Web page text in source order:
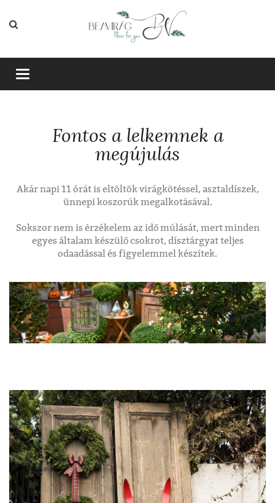
Toggle
Fontos a lelkemnek a
megújulás
Akár napi 11 órát is eltöltök virágkötéssel, asztaldíszek,
ünnepi koszorúk megalkotásával.
Sokszor nem is érzékelem az idő múlását, mert minden
egyes általam készülő csokrot, dísztárgyat teljes
odaadással és figyelemmel készítek.